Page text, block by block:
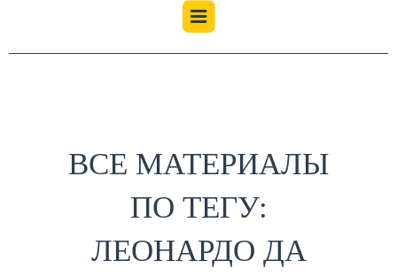
ВСЕ МАТЕРИАЛЫ
ПО ТЕГУ:
ЛЕОНАРДО ДА